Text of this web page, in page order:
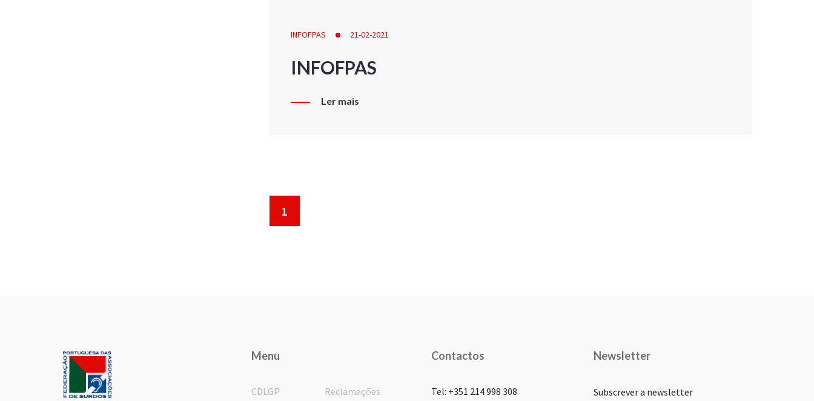
INFOFPAS 21-02-2021
INFOFPAS
Ler mais
1
Menu
CDLGP Reclamações
Contactos
Tel: +351 214 998 308
Newsletter
Subscrever a newsletter